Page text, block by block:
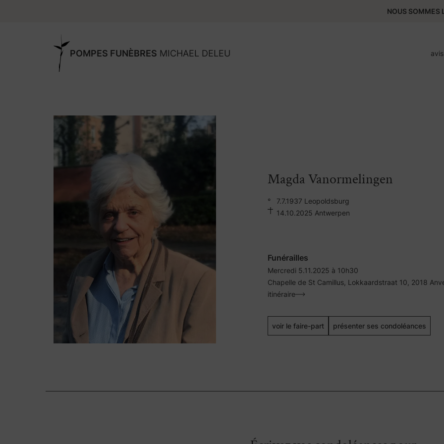
NOUS SOMMES
POMPES FUNÈBRES MICHAEL DELEU
Magda Vanormelingen
°
7.7.1937 Leopoldsburg
14.10.2025 Antwerpen
Funérailles
Mercredi 5.11.2025 à 10h30
Chapelle de St Camillus, Lokkaardstraat 10, 2018
itinéraire
voir le faire-part présenter ses condoléances